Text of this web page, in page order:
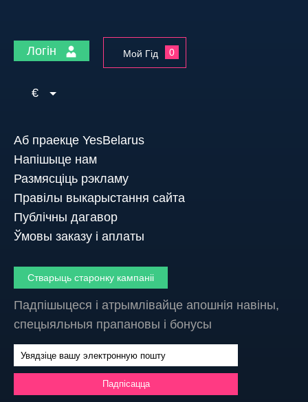
Логін Мой Гід 0
€
Аб праекце YesBelarus
Напішыце нам
Размясціць рэкламу
Правілы выкарыстання сайта
Публічны дагавор
Ўмовы заказу і аплаты
Стварыць старонку кампаніі
Падпішыцеся і атрымлівайце апошнія навіны,
спецыяльныя прапановы і бонусы